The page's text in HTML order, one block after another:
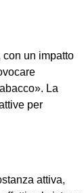
un impatto
La
per
attiva,